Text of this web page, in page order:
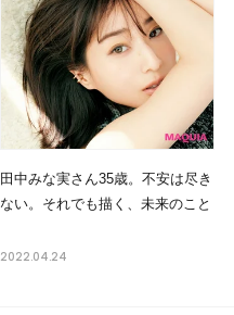
田中みな実さん35歳。不安は尽き
ない。それでも描く、未来のこと
2022.04.24